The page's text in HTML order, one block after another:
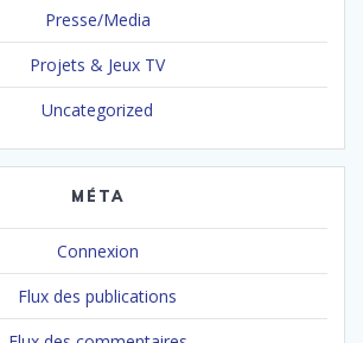
Presse/Media
Projets & Jeux TV
Uncategorized
MÉTA
Connexion
Flux des publications